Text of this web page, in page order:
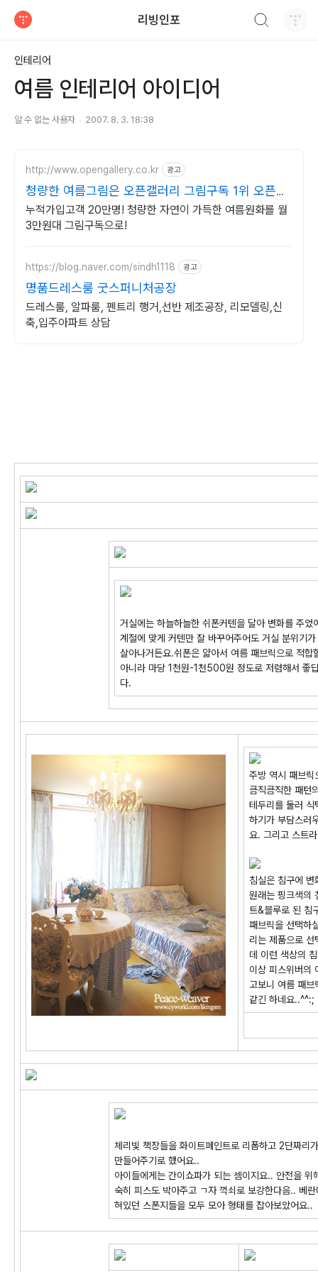
리빙인포
인테리어
여름 인테리어 아이디어
알 수 없는 사용자 2007. 8. 3. 18:38
http://www.opengallery.co.kr 광고
청량한 여름그림은 오픈갤러리 그림구독 1위 오픈갤
러리
누적가입고객 20만명! 청량한 자연이 가득한 여름원화를 월
3만원대 그림구독으로!
https://blog.naver.com/sindh1118 광고
명품드레스룸 굿스퍼니처공장
드레스룸, 알파룸, 펜트리 행거,선반 제조공장, 리모델링,신
축,입주아파트 상담
거실에는 하늘하늘한 쉬폰커텐을 달아 변화를 주었
계절에 맞게 커텐만 잘 바꾸어주어도 거실 분위기가
살아나거든요.쉬폰은 얇아서 여름 패브릭으로 적합
아니라 마당 1천원-1천500원 정도로 저렴해서 좋
다.
주방 역시 패브릭
큼직큼직한 패턴
테두리를 둘러 식
하기가 부담스러
요. 그리고 스트
침실은 침구에 변
원래는 핑크색의
트&블루로 된 침
패브릭을 선택하
리는 제품으로
데 이런 색상의
이상 피스위버의
고보니 여름 패브
같긴 하네요..^^:;
체리빛 책장들을 화이트페인트로 리폼하고 2단짜리
만들어주기로 했어요..
아이들에게는 간이쇼파가 되는 셈이지요.. 안전을
숙히 피스도 박아주고 ㄱ자 꺽쇠로 보강한다음.. 베
혀있던 스폰지들을 모두 모아 형태를 잡아보았어요..